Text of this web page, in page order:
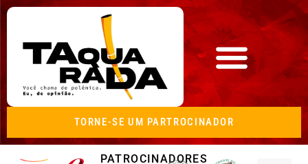
TORNE-SE UM PARTROCINADOR
PATROCINADORES